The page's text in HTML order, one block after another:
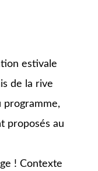
estivale
de la rive
programme,
proposés au
! Contexte